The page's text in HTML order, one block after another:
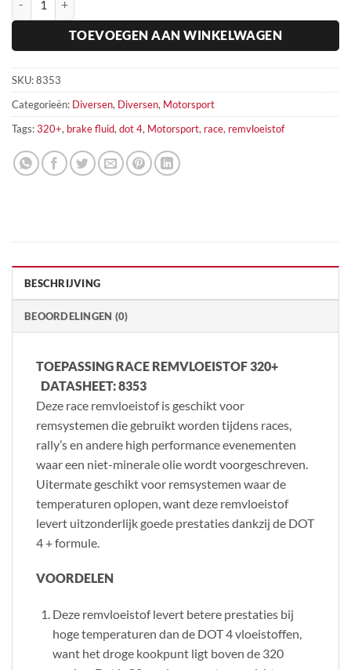
TOEVOEGEN AAN WINKELWAGEN
SKU:8353
Categorieën: Diversen, Diversen, Motorsport
Tags:320+, brake fluid, dot 4, Motorsport, race, remvloeistof
BESCHRIJVING
BEOORDELINGEN (0)
TOEPASSING RACE REMVLOEISTOF 320+
DATASHEET: 8353
Deze race remvloeistof is geschikt voor
remsystemen die gebruikt worden tijdens races,
rally’s en andere high performance evenementen
waar een niet-minerale olie wordt voorgeschreven.
Uitermate geschikt voor remsystemen waar de
temperaturen oplopen, want deze remvloeistof
levert uitzonderlijk goede prestaties dankzij de DOT
4 + formule.
VOORDELEN
Deze remvloeistof levert betere prestaties bij
hoge temperaturen dan de DOT 4 vloeistoffen,
want het droge kookpunt ligt boven de 320